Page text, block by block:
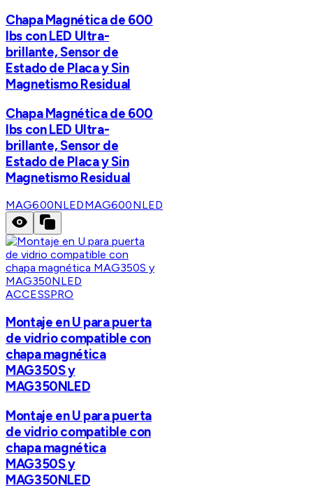
Chapa Magnética de 600
lbs con LED Ultra-
brillante, Sensor de
Estado de Placa y Sin
Magnetismo Residual
Chapa Magnética de 600
lbs con LED Ultra-
brillante, Sensor de
Estado de Placa y Sin
Magnetismo Residual
MAG600NLEDMAG600NLED
ACCESSPRO
Montaje en U para puerta
de vidrio compatible con
chapa magnética
MAG350S y
MAG350NLED
Montaje en U para puerta
de vidrio compatible con
chapa magnética
MAG350S y
MAG350NLED